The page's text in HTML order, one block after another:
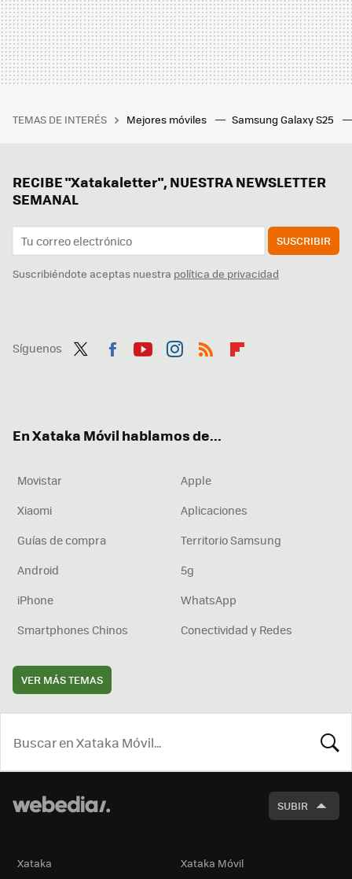
TEMAS DE INTERÉS Mejores móviles Samsung Galaxy S25
RECIBE "Xatakaletter", NUESTRA NEWSLETTER
SEMANAL
SUSCRIBIR
Suscribiéndote aceptas nuestra política de privacidad
Síguenos
En Xataka Móvil hablamos de...
Movistar
Apple
Xiaomi
Aplicaciones
Guías de compra
Territorio Samsung
Android
5g
iPhone
WhatsApp
Smartphones Chinos
Conectividad y Redes
VER MÁS TEMAS
SUBIR
Xataka Xataka Móvil